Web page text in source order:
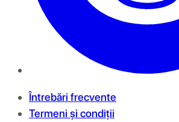
Întrebări frecvente
Termeni și condiții